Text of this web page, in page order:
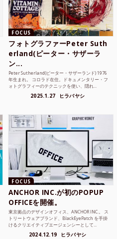
FOCUS
フォトグラファーPeter Suth
erland(ピーター・サザーラ
ン...
Peter Sutherland(ピーター・サザーランド) 1976
年生まれ。 コロラド在住。ドキュメンタリー・フ
ォトグラフィーのテクニックを使い、隠れ...
2025.1.27 ヒラバヤシ
FOCUS
ANCHOR INC.が初のPOPUP
OFFICEを開催。
東京拠点のデザインオフィス、ANCHOR INC.。 ス
トリートウェアブランド、BlackEyePatch を手掛
けるクリエイティブエージェンシーとして...
2024.12.19 ヒラバヤシ